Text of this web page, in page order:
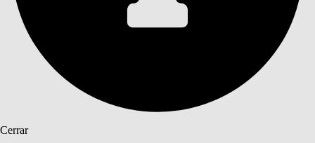
Cerrar
Índice de materias
Buscar